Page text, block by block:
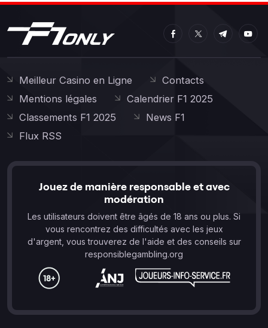
Meilleur Casino en Ligne
Contacts
Mentions légales
Calendrier F1 2025
Classements F1 2025
News F1
Flux RSS
Jouez de manière responsable et avec
modération
Les utilisateurs doivent être âgés de 18 ans ou plus. Si
vous rencontrez des difficultés avec les jeux
d'argent, vous trouverez de l'aide et des conseils sur
responsiblegambling.org